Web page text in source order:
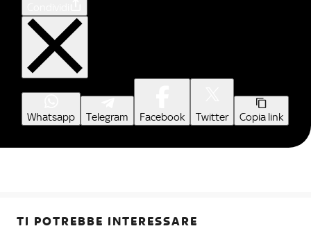
Whatsapp Telegram Facebook Twitter Copia link
TI POTREBBE INTERESSARE